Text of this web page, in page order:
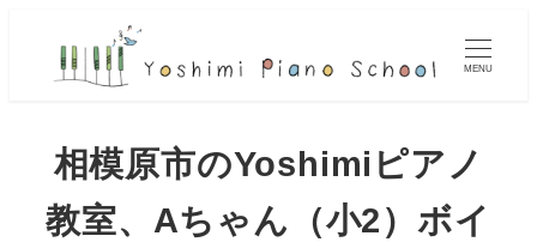
MENU
相模原市のYoshimiピアノ
教室、Aちゃん（小2）ボイ